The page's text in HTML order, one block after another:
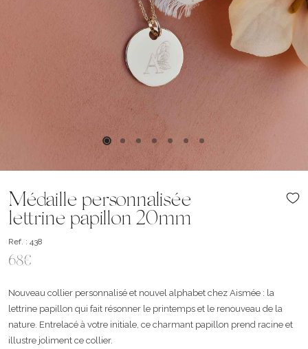
Médaille personnalisée
lettrine papillon 20mm
Ref. : 438
68€
Nouveau collier personnalisé et nouvel alphabet chez Aismée : la
lettrine papillon qui fait résonner le printemps et le renouveau de la
nature. Entrelacé à votre initiale, ce charmant papillon prend racine et
illustre joliment ce collier.